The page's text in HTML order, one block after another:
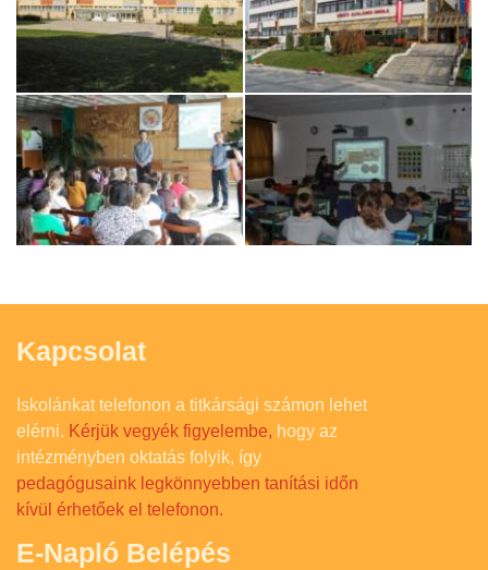
Kapcsolat
Iskolánkat telefonon a titkársági számon lehet
elérni. Kérjük vegyék figyelembe, hogy az
intézményben oktatás folyik, így
pedagógusaink legkönnyebben tanítási időn
kívül érhetőek el telefonon.
E-Napló Belépés